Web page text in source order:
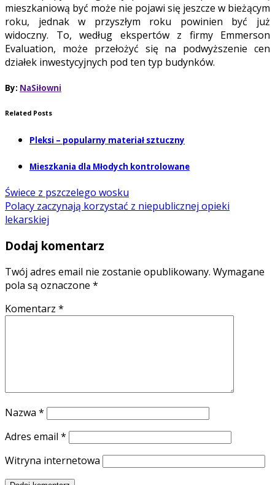
mieszkaniową być może nie pojawi się jeszcze w bieżącym
roku, jednak w przyszłym roku powinien być już
widoczny. To, według ekspertów z firmy Emmerson
Evaluation, może przełożyć się na podwyższenie cen
działek inwestycyjnych pod ten typ budynków.
By: NaSiłowni
Related Posts
Pleksi – popularny materiał sztuczny
Mieszkania dla Młodych kontrolowane
Świece z pszczelego wosku
Polacy zaczynają korzystać z niepublicznej opieki
lekarskiej
Dodaj komentarz
Twój adres email nie zostanie opublikowany. Wymagane
pola są oznaczone *
Komentarz *
Nazwa *
Adres email *
Witryna internetowa